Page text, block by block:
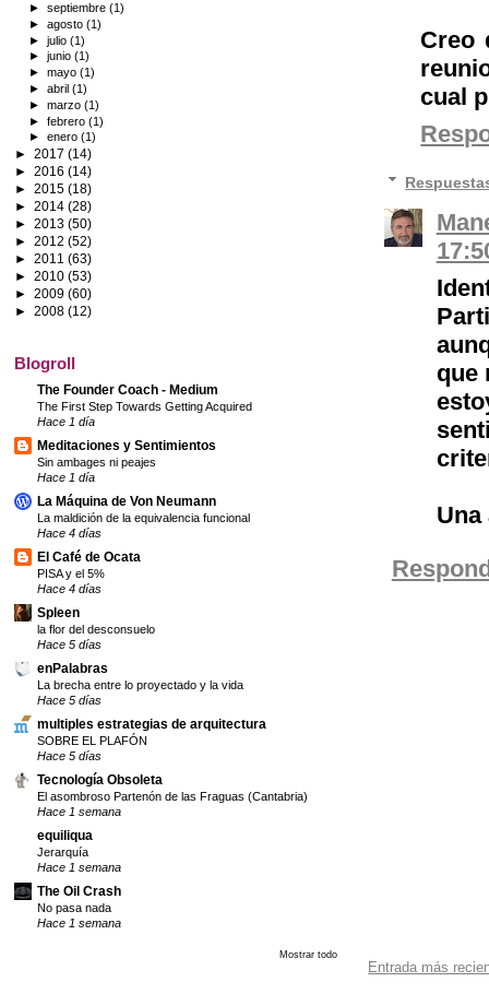
Creo
cual
que
Una
Entrada más
►septiembre(1)
►agosto(1)
►julio(1)
►junio(1)
►mayo(1)
►abril(1)
►marzo(1)
►febrero(1)
►enero(1)
► 2017 (14)
► 2016 (14)
► 2015 (18)
► 2014 (28)
► 2013 (50)
► 2012 (52)
► 2011 (63)
► 2010 (53)
► 2009 (60)
► 2008 (12)
Blogroll
The Founder Coach - Medium
The First Step Towards Getting Acquired
Hace 1 día
Meditaciones y Sentimientos
Sin ambages ni peajes
Hace 1 día
La Máquina de Von Neumann
La maldición de la equivalencia funcional
Hace 4 días
El Café de Ocata
PISA y el 5%
Hace 4 días
Spleen
la flor del desconsuelo
Hace 5 días
enPalabras
La brecha entre lo proyectado y la vida
Hace 5 días
multiples estrategias de arquitectura
SOBRE EL PLAFÓN
Hace 5 días
Tecnología Obsoleta
El asombroso Partenón de las Fraguas (Cantabria)
Hace 1 semana
equiliqua
Jerarquía
Hace 1 semana
The Oil Crash
No pasa nada
Hace 1 semana
Mostrar todo